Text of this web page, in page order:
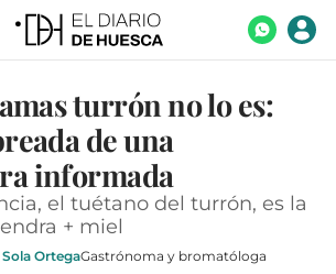
turrón no lo es:
de una
informada
el tuétano del turrón, es la
+ miel
OrtegaGastrónoma y bromatóloga